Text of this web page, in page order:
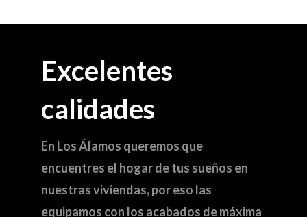
Excelentes
calidades
En Los Álamos queremos que
encuentres el hogar de tus sueños en
nuestras viviendas, por eso las
equipamos con los acabados de máxima